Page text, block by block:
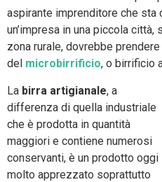
aspirante imprenditore che sta
un’impresa in una piccola
zona rurale, dovrebbe
del microbirrificio, o birrificio
La birra artigianale, a
differenza di quella industriale
che è prodotta in quantità
maggiori e contiene numerosi
conservanti, è un prodotto oggi
molto apprezzato soprattutto